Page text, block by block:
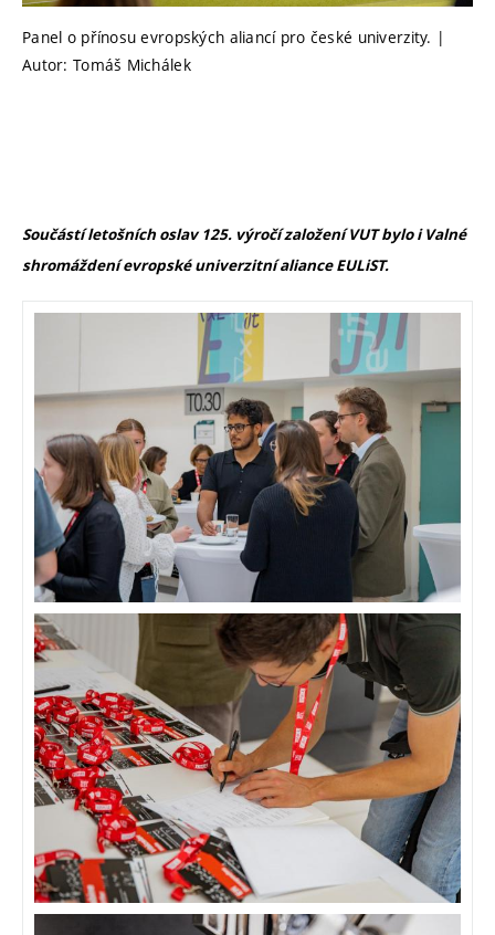
Panel o přínosu evropských aliancí pro české univerzity. |
Autor: Tomáš Michálek
Součástí letošních oslav 125. výročí založení VUT bylo i Valné
shromáždení evropské univerzitní aliance EULiST.